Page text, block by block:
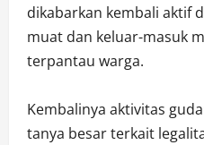
dikabarkan kembali aktif
muat dan keluar-masuk
terpantau warga.
Kembalinya aktivitas
tanya besar terkait